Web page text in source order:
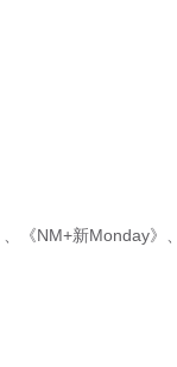
《NM+新Monday》